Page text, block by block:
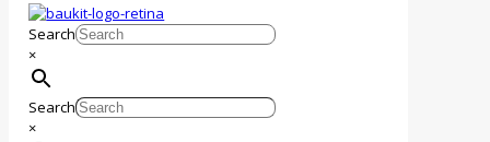
Search
×
Search
×